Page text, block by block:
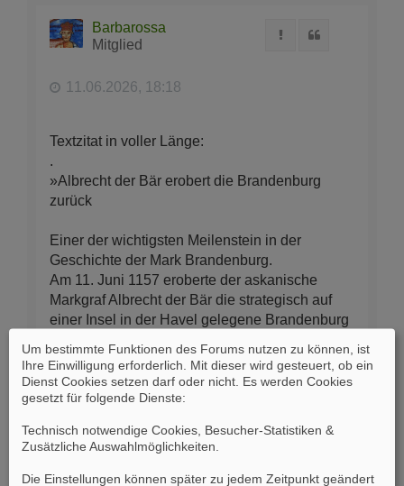
Barbarossa
Mitglied
Melden
11.06.2026, 18:18
Textzitat in voller Länge:
.
»Albrecht der Bär erobert die Brandenburg
zurück
Einer der wichtigsten Meilenstein in der
Geschichte der Mark Brandenburg.
Am 11. Juni 1157 eroberte der askanische
Markgraf Albrecht der Bär die strategisch auf
einer Insel in der Havel gelegene Brandenburg
den slawischen Fürsten Jacza von Köpenick.
Die Quellen legen nahe, dass es eine harte
Belagerung gewesen sein muss. Gestützt wird
Verwandten Albrechts. Graf Werner der Jüngere
von Veltheim, ein Neffe Albrechts (Sohn seiner
Schwestern), fiel während der Kämpfe um die
Um bestimmte Funktionen des Forums nutzen zu können, ist
Ihre Einwilligung erforderlich. Mit dieser wird gesteuert, ob ein
Dienst Cookies setzen darf oder nicht. Es werden Cookies
gesetzt für folgende Dienste:
Technisch notwendige Cookies, Besucher-Statistiken &
Zusätzliche Auswahlmöglichkeiten
Die Einstellungen können später zu jedem Zeitpunkt geändert